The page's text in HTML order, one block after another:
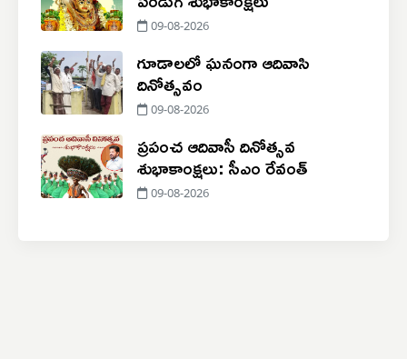
09-08-2026
గూడాలలో ఘనంగా ఆదివాసి
దినోత్సవం
09-08-2026
ప్రపంచ ఆదివాసీ దినోత్సవ
శుభాకాంక్షలు: సీఎం రేవంత్
09-08-2026